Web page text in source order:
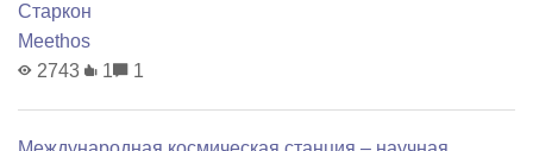
Старкон
Meethos
2743
1 1